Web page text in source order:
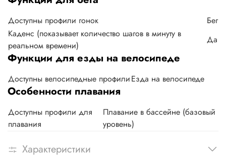
Доступны профили гонок
Бег
Каденс (показывает количество шагов в минуту в
реальном времени)
Да
Функции для езды на велосипеде
Доступны велосипедные профилиЕзда на велосипеде
Особенности плавания
Доступны профили для
плавания
Плавание в бассейне (базовый
уровень)
Характеристики